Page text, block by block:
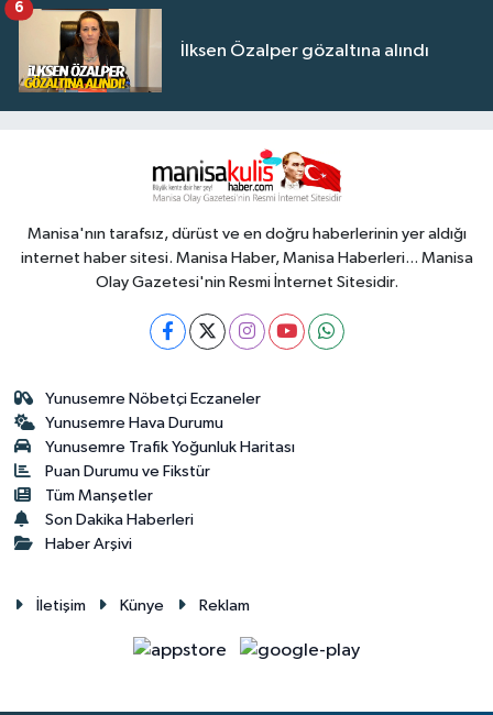
İlksen Özalper gözaltına alındı
6
Manisa'nın tarafsız, dürüst ve en doğru haberlerinin yer aldığı
internet haber sitesi. Manisa Haber, Manisa Haberleri... Manisa
Olay Gazetesi'nin Resmi İnternet Sitesidir.
Yunusemre Nöbetçi Eczaneler
Yunusemre Hava Durumu
Yunusemre Trafik Yoğunluk Haritası
Puan Durumu ve Fikstür
Tüm Manşetler
Son Dakika Haberleri
Haber Arşivi
İletişim Künye Reklam